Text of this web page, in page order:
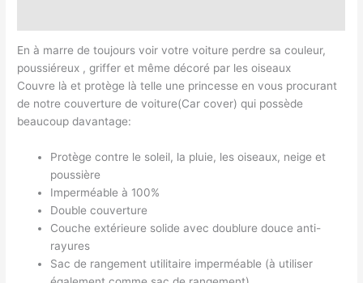
En à marre de toujours voir votre voiture perdre sa couleur,
poussiéreux , griffer et même décoré par les oiseaux
Couvre là et protège là telle une princesse en vous procurant
de notre couverture de voiture(Car cover) qui possède
beaucoup davantage:
Protège contre le soleil, la pluie, les oiseaux, neige et
poussière
Imperméable à 100%
Double couverture
Couche extérieure solide avec doublure douce anti-
rayures
Sac de rangement utilitaire imperméable (à utiliser